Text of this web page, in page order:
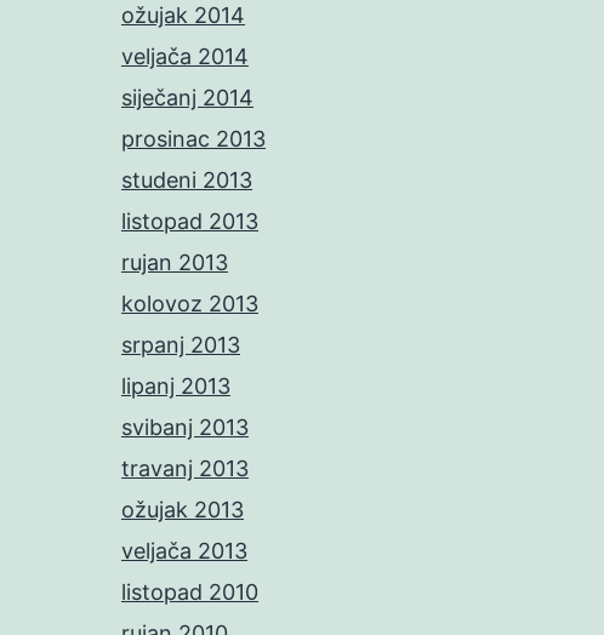
ožujak 2014
veljača 2014
siječanj 2014
prosinac 2013
studeni 2013
listopad 2013
rujan 2013
kolovoz 2013
srpanj 2013
lipanj 2013
svibanj 2013
travanj 2013
ožujak 2013
veljača 2013
listopad 2010